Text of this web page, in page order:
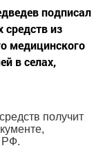
подписал
из
медицинского
в селах,
получит
РФ.